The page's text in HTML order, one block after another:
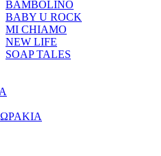
BAMBOLINO
BABY U ROCK
MI CHIAMO
NEW LIFE
SOAP TALES